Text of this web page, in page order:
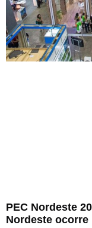
PEC Nordeste
Nordeste ocorre